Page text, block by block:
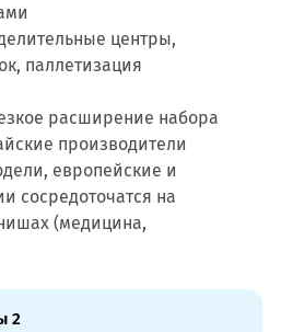
центры,
паллетизация
расширение набора
производители
европейские и
сосредоточатся на
(медицина,
2